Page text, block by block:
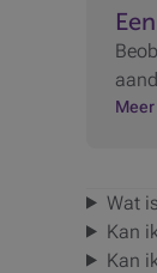
Wat
Kan
Kan